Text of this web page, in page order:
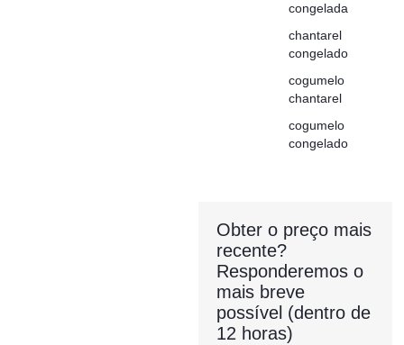
congelada
chantarel
congelado
cogumelo
chantarel
cogumelo
congelado
Obter o preço mais
recente?
Responderemos o
mais breve
possível (dentro de
12 horas)